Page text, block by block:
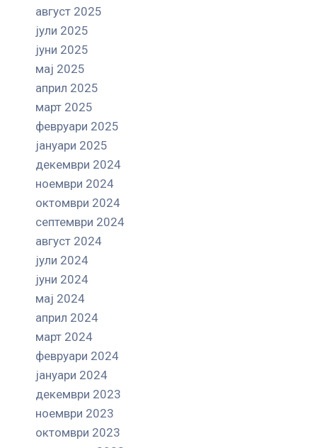
август 2025
јули 2025
јуни 2025
мај 2025
април 2025
март 2025
февруари 2025
јануари 2025
декември 2024
ноември 2024
октомври 2024
септември 2024
август 2024
јули 2024
јуни 2024
мај 2024
април 2024
март 2024
февруари 2024
јануари 2024
декември 2023
ноември 2023
октомври 2023